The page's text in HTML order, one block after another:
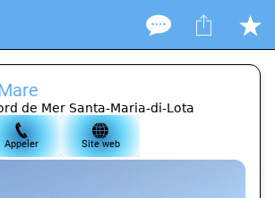
de Mer Santa-Maria-di-Lota
Appeler Site web